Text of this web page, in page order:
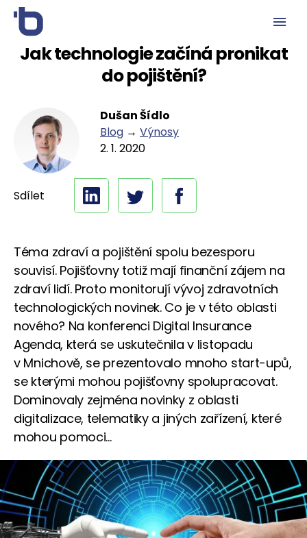
Jak technologie začíná pronikat
do pojištění?
Dušan Šídlo
Blog → Výnosy
2. 1. 2020
Sdílet
Téma zdraví a pojištění spolu bezesporu
souvisí. Pojišťovny totiž mají finanční zájem na
zdraví lidí. Proto monitorují vývoj zdravotních
technologických novinek. Co je v této oblasti
nového? Na konferenci Digital Insurance
Agenda, která se uskutečnila v listopadu
v Mnichově, se prezentovalo mnoho start-upů,
se kterými mohou pojišťovny spolupracovat.
Dominovaly zejména novinky z oblasti
digitalizace, telematiky a jiných zařízení, které
mohou pomoci...